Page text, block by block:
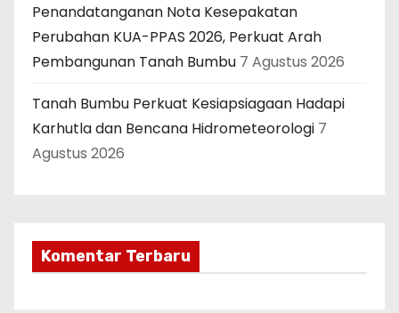
Penandatanganan Nota Kesepakatan
Perubahan KUA-PPAS 2026, Perkuat Arah
Pembangunan Tanah Bumbu 7 Agustus 2026
Tanah Bumbu Perkuat Kesiapsiagaan Hadapi
Karhutla dan Bencana Hidrometeorologi 7
Agustus 2026
Komentar Terbaru